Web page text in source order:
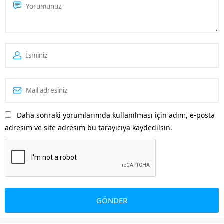
almak işletmenizi öne
Daha sonraki yorumlarımda kullanılması için adım, e-posta
adresim ve site adresim bu tarayıcıya kaydedilsin.